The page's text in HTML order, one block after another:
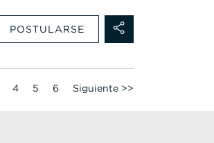
POSTULARSE
4 5 6 Siguiente >>